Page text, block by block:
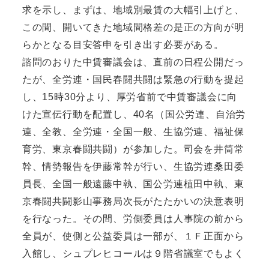
求を示し、まずは、地域別最賃の大幅引上げと、
この間、開いてきた地域間格差の是正の方向が明
らかとなる目安答申を引き出す必要がある。
諮問のおりた中賃審議会は、直前の日程公開だっ
たが、全労連・国民春闘共闘は緊急の行動を提起
し、15時30分より、厚労省前で中賃審議会に向
けた宣伝行動を配置し、40名（国公労連、自治労
連、全教、全労連・全国一般、生協労連、福祉保
育労、東京春闘共闘）が参加した。司会を井筒常
幹、情勢報告を伊藤常幹が行い、生協労連桑田委
員長、全国一般遠藤中執、国公労連植田中執、東
京春闘共闘影山事務局次長がたたかいの決意表明
を行なった。その間、労側委員は人事院の前から
全員が、使側と公益委員は一部が、１Ｆ正面から
入館し、シュプレヒコールは９階省議室でもよく